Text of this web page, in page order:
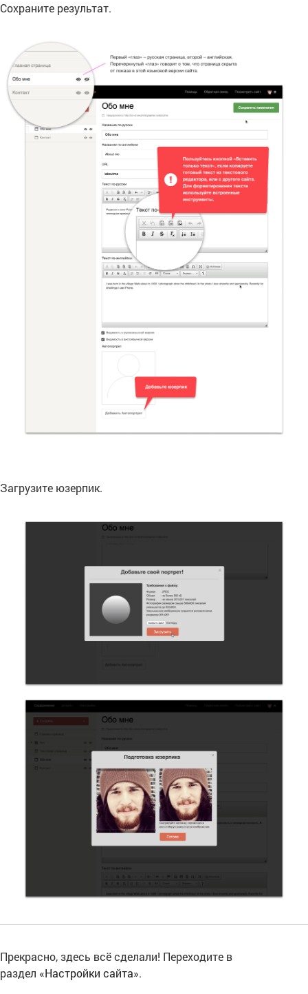
Сохраните результат.
Загрузите юзерпик.
Прекрасно, здесь всё сделали! Переходите в
раздел «Настройки сайта».